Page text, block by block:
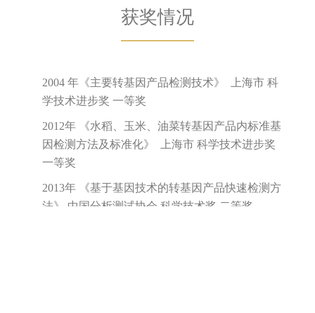
上海交通大学生命科学技术学院 Copyright © 2019 沪交ICP备
05029. All Rights Reserved.